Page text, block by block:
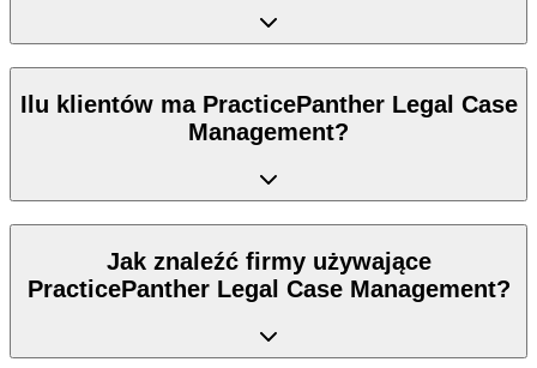
Ilu klientów ma PracticePanther Legal Case
Management?
Jak znaleźć firmy używające
PracticePanther Legal Case Management?